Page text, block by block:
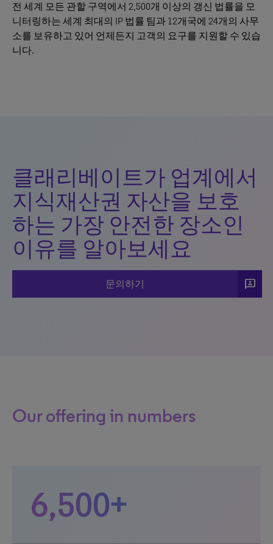
전 세계 모든 관할 구역에서 2,500개 이상의 갱신 법률을 모
니터링하는 세계 최대의 IP 법률 팀과 12개국에 24개의 사무
소를 보유하고 있어 언제든지 고객의 요구를 지원할 수 있습
니다.
클래리베이트가 업계에서
지식재산권 자산을 보호
하는 가장 안전한 장소인
이유를 알아보세요
문의하기 3p
Our offering in numbers
6,500+